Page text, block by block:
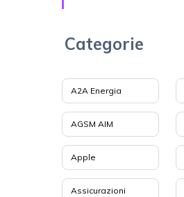
Categorie
A2A Energia
AGSM AIM
Apple
Assicurazioni